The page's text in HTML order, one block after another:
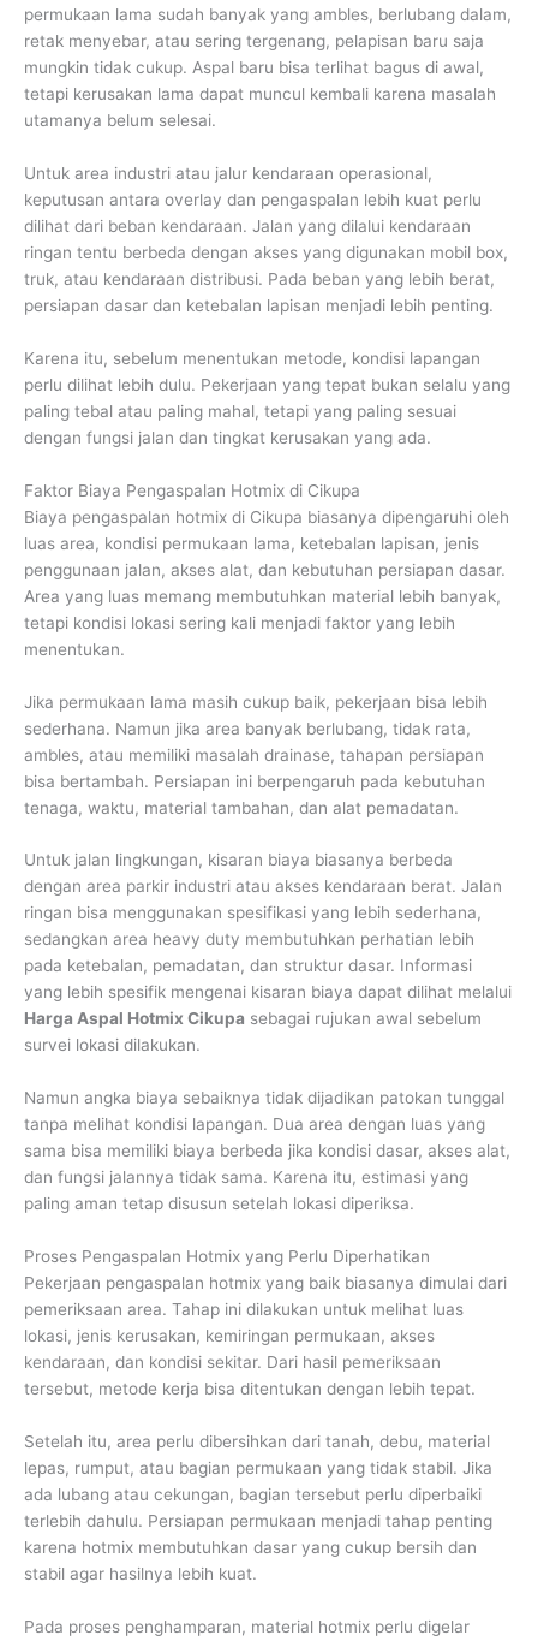
permukaan lama sudah banyak yang ambles, berlubang dalam,
retak menyebar, atau sering tergenang, pelapisan baru saja
mungkin tidak cukup. Aspal baru bisa terlihat bagus di awal,
tetapi kerusakan lama dapat muncul kembali karena masalah
utamanya belum selesai.
Untuk area industri atau jalur kendaraan operasional,
keputusan antara overlay dan pengaspalan lebih kuat perlu
dilihat dari beban kendaraan. Jalan yang dilalui kendaraan
ringan tentu berbeda dengan akses yang digunakan mobil box,
truk, atau kendaraan distribusi. Pada beban yang lebih berat,
persiapan dasar dan ketebalan lapisan menjadi lebih penting.
Karena itu, sebelum menentukan metode, kondisi lapangan
perlu dilihat lebih dulu. Pekerjaan yang tepat bukan selalu yang
paling tebal atau paling mahal, tetapi yang paling sesuai
dengan fungsi jalan dan tingkat kerusakan yang ada.
Faktor Biaya Pengaspalan Hotmix di Cikupa
Biaya pengaspalan hotmix di Cikupa biasanya dipengaruhi oleh
luas area, kondisi permukaan lama, ketebalan lapisan, jenis
penggunaan jalan, akses alat, dan kebutuhan persiapan dasar.
Area yang luas memang membutuhkan material lebih banyak,
tetapi kondisi lokasi sering kali menjadi faktor yang lebih
menentukan.
Jika permukaan lama masih cukup baik, pekerjaan bisa lebih
sederhana. Namun jika area banyak berlubang, tidak rata,
ambles, atau memiliki masalah drainase, tahapan persiapan
bisa bertambah. Persiapan ini berpengaruh pada kebutuhan
tenaga, waktu, material tambahan, dan alat pemadatan.
Untuk jalan lingkungan, kisaran biaya biasanya berbeda
dengan area parkir industri atau akses kendaraan berat. Jalan
ringan bisa menggunakan spesifikasi yang lebih sederhana,
sedangkan area heavy duty membutuhkan perhatian lebih
pada ketebalan, pemadatan, dan struktur dasar. Informasi
yang lebih spesifik mengenai kisaran biaya dapat dilihat melalui
Harga Aspal Hotmix Cikupa sebagai rujukan awal sebelum
survei lokasi dilakukan.
Namun angka biaya sebaiknya tidak dijadikan patokan tunggal
tanpa melihat kondisi lapangan. Dua area dengan luas yang
sama bisa memiliki biaya berbeda jika kondisi dasar, akses alat,
dan fungsi jalannya tidak sama. Karena itu, estimasi yang
paling aman tetap disusun setelah lokasi diperiksa.
Proses Pengaspalan Hotmix yang Perlu Diperhatikan
Pekerjaan pengaspalan hotmix yang baik biasanya dimulai dari
pemeriksaan area. Tahap ini dilakukan untuk melihat luas
lokasi, jenis kerusakan, kemiringan permukaan, akses
kendaraan, dan kondisi sekitar. Dari hasil pemeriksaan
tersebut, metode kerja bisa ditentukan dengan lebih tepat.
Setelah itu, area perlu dibersihkan dari tanah, debu, material
lepas, rumput, atau bagian permukaan yang tidak stabil. Jika
ada lubang atau cekungan, bagian tersebut perlu diperbaiki
terlebih dahulu. Persiapan permukaan menjadi tahap penting
karena hotmix membutuhkan dasar yang cukup bersih dan
stabil agar hasilnya lebih kuat.
Pada proses penghamparan, material hotmix perlu digelar